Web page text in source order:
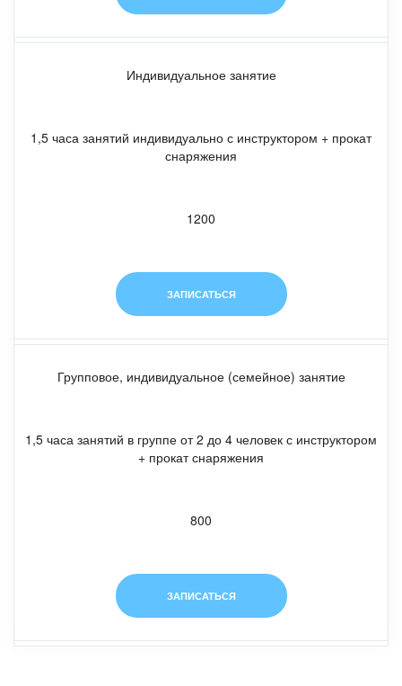
Индивидуальное занятие
1,5 часа занятий индивидуально с инструктором + прокат
снаряжения
1200
ЗАПИСАТЬСЯ
Групповое, индивидуальное (семейное) занятие
1,5 часа занятий в группе от 2 до 4 человек с инструктором
+ прокат снаряжения
800
ЗАПИСАТЬСЯ